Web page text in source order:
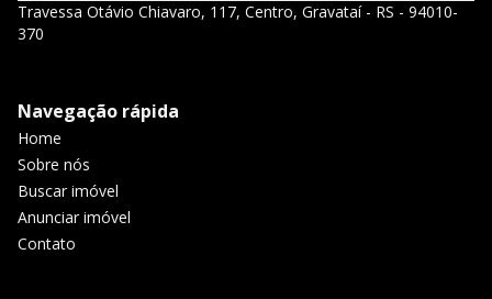
Travessa Otávio Chiavaro, 117, Centro, Gravataí - RS - 94010-
370
Navegação rápida
Home
Sobre nós
Buscar imóvel
Anunciar imóvel
Contato